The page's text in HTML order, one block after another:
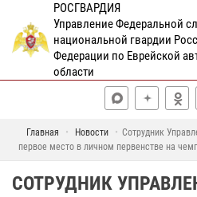
РОСГВАРДИЯ
Управление Федеральной
национальной гвардии
Федерации по Еврейской
области
Главная Новости
Сотрудник
первое место в личном первенстве на
СОТРУДНИК